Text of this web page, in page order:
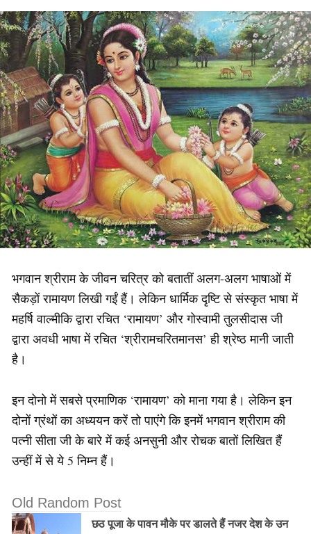
भगवान श्रीराम के जीवन चरित्र को बतातीं अलग-अलग भाषाओं में
सैकड़ों रामायण लिखी गईं हैं। लेकिन धार्मिक दृष्टि से संस्कृत भाषा में
महर्षि वाल्मीकि द्वारा रचित ‘रामायण’ और गोस्वामी तुलसीदास जी
द्वारा अवधी भाषा में रचित ‘श्रीरामचरितमानस’ ही श्रेष्ठ मानी जाती
है।
इन दोनो में सबसे प्रमाणिक ‘रामायण’ को माना गया है। लेकिन इन
दोनों ग्रंथों का अध्ययन करें तो पाएंगे कि इनमें भगवान श्रीराम की
पत्नी सीता जी के बारे में कई अनसुनी और रोचक बातों लिखित हैं
उन्हीं में से ये 5 निम्न हैं।
Old Random Post
छठ पूजा के पावन मौके पर डालते हैं नजर देश के उन